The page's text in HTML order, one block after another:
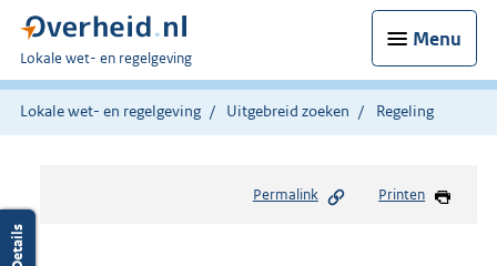
Menu
U
bent
hier:
Lokale wet- en regelgeving
Lokale wet- en regelgeving Uitgebreid zoeken Regeling
Permalink Printen